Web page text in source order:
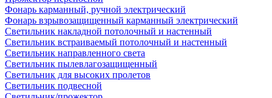
Фонарь карманный, ручной электрический
Фонарь взрывозащищенный карманный электрический
Светильник накладной потолочный и настенный
Светильник встраиваемый потолочный и настенный
Светильник направленного света
Светильник пылевлагозащищенный
Светильник для высоких пролетов
Светильник подвесной